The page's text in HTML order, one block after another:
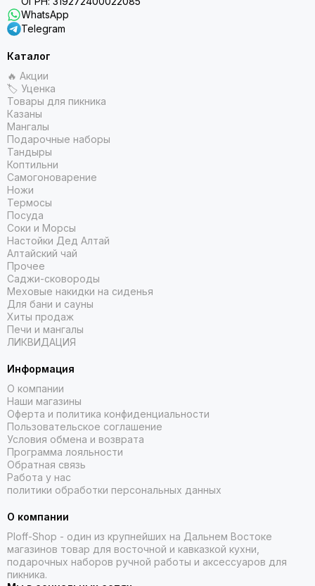
WhatsApp
Telegram
Каталог
🔥 Акции
🏷 Уценка
Товары для пикника
Казаны
Мангалы
Подарочные наборы
Тандыры
Коптильни
Самогоноварение
Ножи
Термосы
Посуда
Соки и Морсы
Настойки Дед Алтай
Алтайский чай
Прочее
Саджи-сковороды
Меховые накидки на сиденья
Для бани и сауны
Хиты продаж
Печи и мангалы
ЛИКВИДАЦИЯ
Информация
О компании
Наши магазины
Оферта и политика конфиденциальности
Пользовательское соглашение
Условия обмена и возврата
Программа лояльности
Обратная связь
Работа у нас
политики обработки персональных данных
О компании
Ploff-Shop - один из крупнейших на Дальнем Востоке
магазинов товар для восточной и кавказкой кухни,
подарочных наборов ручной работы и аксессуаров для
пикника.